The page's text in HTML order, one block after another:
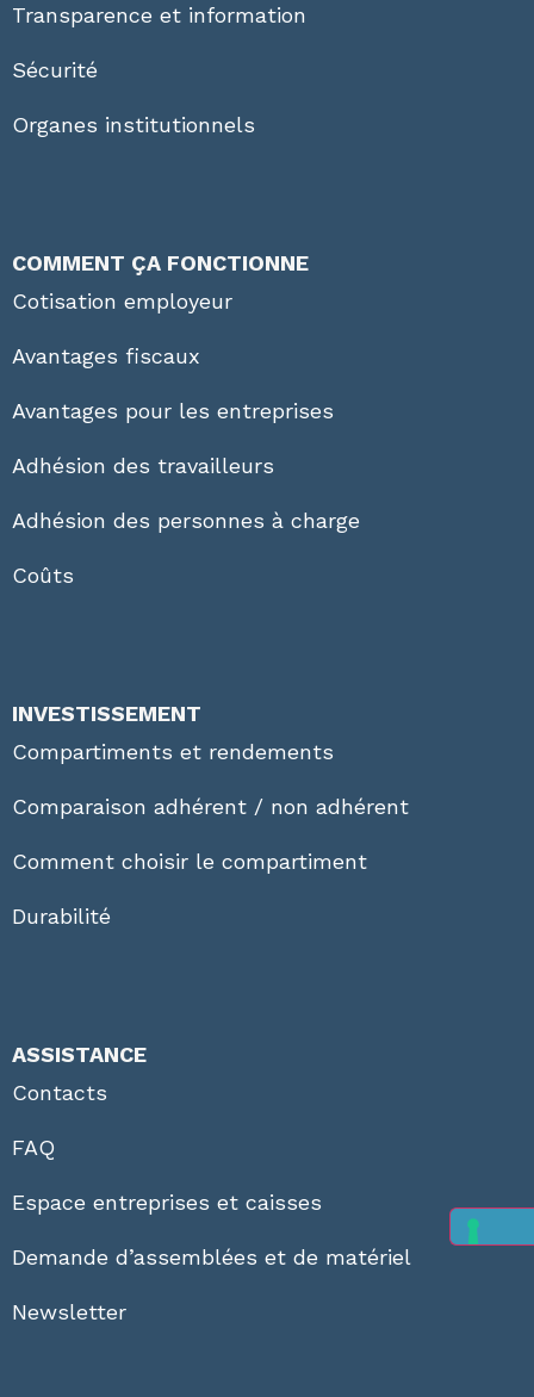
Transparence et information
Sécurité
Organes institutionnels
COMMENT ÇA FONCTIONNE
Cotisation employeur
Avantages fiscaux
Avantages pour les entreprises
Adhésion des travailleurs
Adhésion des personnes à charge
Coûts
INVESTISSEMENT
Compartiments et rendements
Comparaison adhérent / non adhérent
Comment choisir le compartiment
Durabilité
ASSISTANCE
Contacts
FAQ
Espace entreprises et caisses
Demande d’assemblées et de matériel
Newsletter